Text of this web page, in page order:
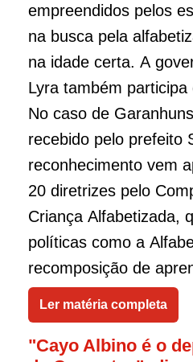
empreendidos pelos
na busca pela
na idade certa. A
Lyra também participa
No caso de
recebido pelo prefeito
reconhecimento vem
20 diretrizes pelo
Criança Alfabetizada,
políticas como a
recomposição de
incentivo à leitura. A
Garanhuns atingiu a
em todos os aspectos
Ler matéria completa
"Cayo Albino é o